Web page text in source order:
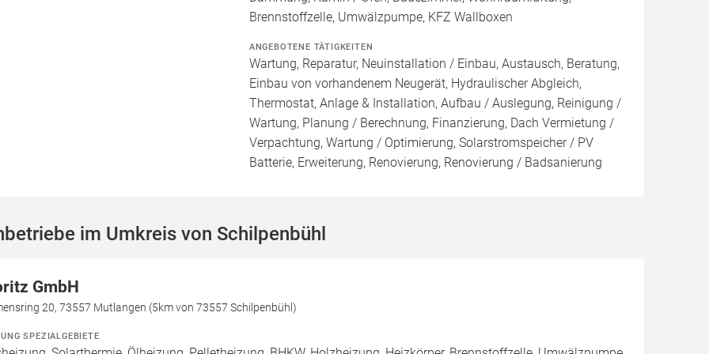
Brennstoffzelle, Umwälzpumpe, KFZ Wallboxen
ANGEBOTENE TÄTIGKEITEN
Wartung, Reparatur, Neuinstallation / Einbau, Austausch, Beratung,
Einbau von vorhandenem Neugerät, Hydraulischer Abgleich,
Thermostat, Anlage & Installation, Aufbau / Auslegung, Reinigung /
Wartung, Planung / Berechnung, Finanzierung, Dach Vermietung /
Verpachtung, Wartung / Optimierung, Solarstromspeicher / PV
Batterie, Erweiterung, Renovierung, Renovierung / Badsanierung
im Umkreis von Schilpenbühl
GmbH
20, 73557 Mutlangen (5km von 73557 Schilpenbühl)
SPEZIALGEBIETE